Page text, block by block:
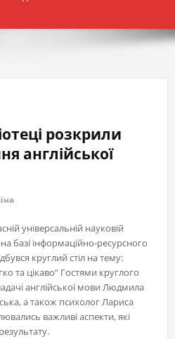
розкрили
англійської
універсальній науковій
базі інформаційно-ресурсного
круглий стіл на тему:
та цікаво” Гостями круглого
англійської мови Людмила
а також психолог Лариса
важливі аспекти, які